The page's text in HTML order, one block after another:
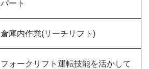
パート
倉庫内作業(リーチリフト)
フォークリフト運転技能を活かして